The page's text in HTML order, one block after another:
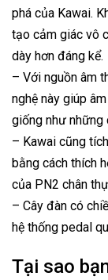
phá của Kawai.
tạo cảm giác vô
dày hơn đáng kể.
– Với nguồn âm
nghệ này giúp
giống như những
– Kawai cũng
bằng cách thích
của PN2 chân
– Cây đàn có
hệ thống pedal
Tại sao